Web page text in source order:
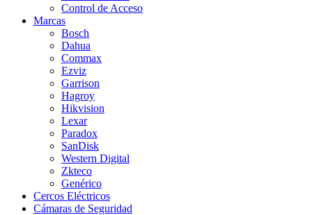
Control de Acceso
Marcas
Bosch
Dahua
Commax
Ezviz
Garrison
Hagroy
Hikvision
Lexar
Paradox
SanDisk
Western Digital
Zkteco
Genérico
Cercos Eléctricos
Cámaras de Seguridad